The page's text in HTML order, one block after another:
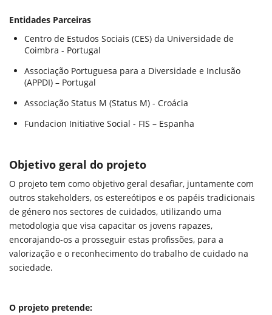
Entidades Parceiras
Centro de Estudos Sociais (CES) da Universidade de
Coimbra - Portugal
Associação Portuguesa para a Diversidade e Inclusão
(APPDI) – Portugal
Associação Status M (Status M) - Croácia
Fundacion Initiative Social - FIS – Espanha
Objetivo geral do projeto
O projeto tem como objetivo geral desafiar, juntamente com
outros stakeholders, os estereótipos e os papéis tradicionais
de género nos sectores de cuidados, utilizando uma
metodologia que visa capacitar os jovens rapazes,
encorajando-os a prosseguir estas profissões, para a
valorização e o reconhecimento do trabalho de cuidado na
sociedade.
O projeto pretende: